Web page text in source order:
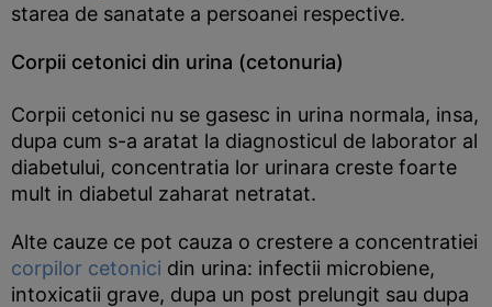
starea de sanatate a persoanei respective.
Corpii cetonici din urina (cetonuria)
Corpii cetonici nu se gasesc in urina normala, insa,
dupa cum s-a aratat la diagnosticul de laborator al
diabetului, concentratia lor urinara creste foarte
mult in diabetul zaharat netratat.
Alte cauze ce pot cauza o crestere a concentratiei
corpilor cetonici din urina: infectii microbiene,
intoxicatii grave, dupa un post prelungit sau dupa